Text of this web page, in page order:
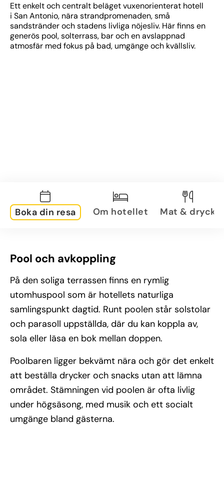
Ett enkelt och centralt beläget vuxenorienterat hotell
i San Antonio, nära strandpromenaden, små
sandstränder och stadens livliga nöjesliv. Här finns en
generös pool, solterrass, bar och en avslappnad
atmosfär med fokus på bad, umgänge och kvällsliv.
Boka din resa Om hotellet Mat & dryck
Pool och avkoppling
På den soliga terrassen finns en rymlig
utomhuspool som är hotellets naturliga
samlingspunkt dagtid. Runt poolen står solstolar
och parasoll uppställda, där du kan koppla av,
sola eller läsa en bok mellan doppen.
Poolbaren ligger bekvämt nära och gör det enkelt
att beställa drycker och snacks utan att lämna
området. Stämningen vid poolen är ofta livlig
under högsäsong, med musik och ett socialt
umgänge bland gästerna.